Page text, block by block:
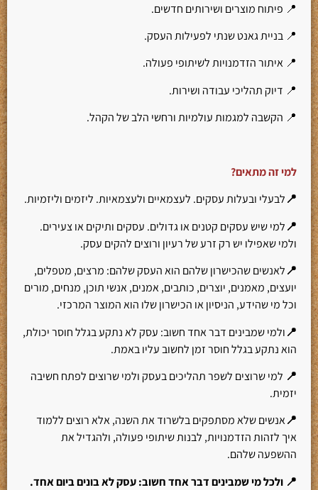
📍 פיתוח מוצרים ושירותים חדשים.
📍 בניית גאנט שנתי לפעילות העסק.
📍 איתור הזדמנויות לשיתופי פעולה.
📍 דיוק תהליכי עבודה ושירות.
📍 הקשבה למגמות עולמיות ורחשי הלב של הקהל.
למי זה מתאים?
📍לבעלי ובעלות עסקים. לעצמאיים ולעצמאיות. ליזמים וליזמיות.
📍למי שיש עסקים קטנים או גדולים. עסקים ותיקים או צעירים.
ולמי שאפילו יש רק זרע של רעיון ורוצים להקים עסק.
📍לאנשים שהכישרון שלהם הוא העסק שלהם: מרצים, מטפלים,
יועצים, מאמנים, יוצרים, כותבים, אמנים, אנשי תוכן, מנחים, מורים
וכל מי שהידע, הניסיון או הכישרון שלו הוא המוצר המרכזי.
📍ולמי שמבינים דבר אחד חשוב: עסק לא נתקע בגלל חוסר יכולת,
הוא נתקע בגלל חוסר זמן לחשוב עליו באמת.
📍 למי שרוצים לשפר תהליכים בעסק ולמי שרוצים לפתח חשיבה
יזמית.
📍אנשים שלא מסתפקים בלשרוד את השנה, אלא רוצים ללמוד
איך לזהות הזדמנויות, לבנות שיתופי פעולה, ולהגדיל את
ההשפעה שלהם.
📍 ולכל מי שמבינים דבר אחד חשוב: עסק לא בונים ביום אחד.